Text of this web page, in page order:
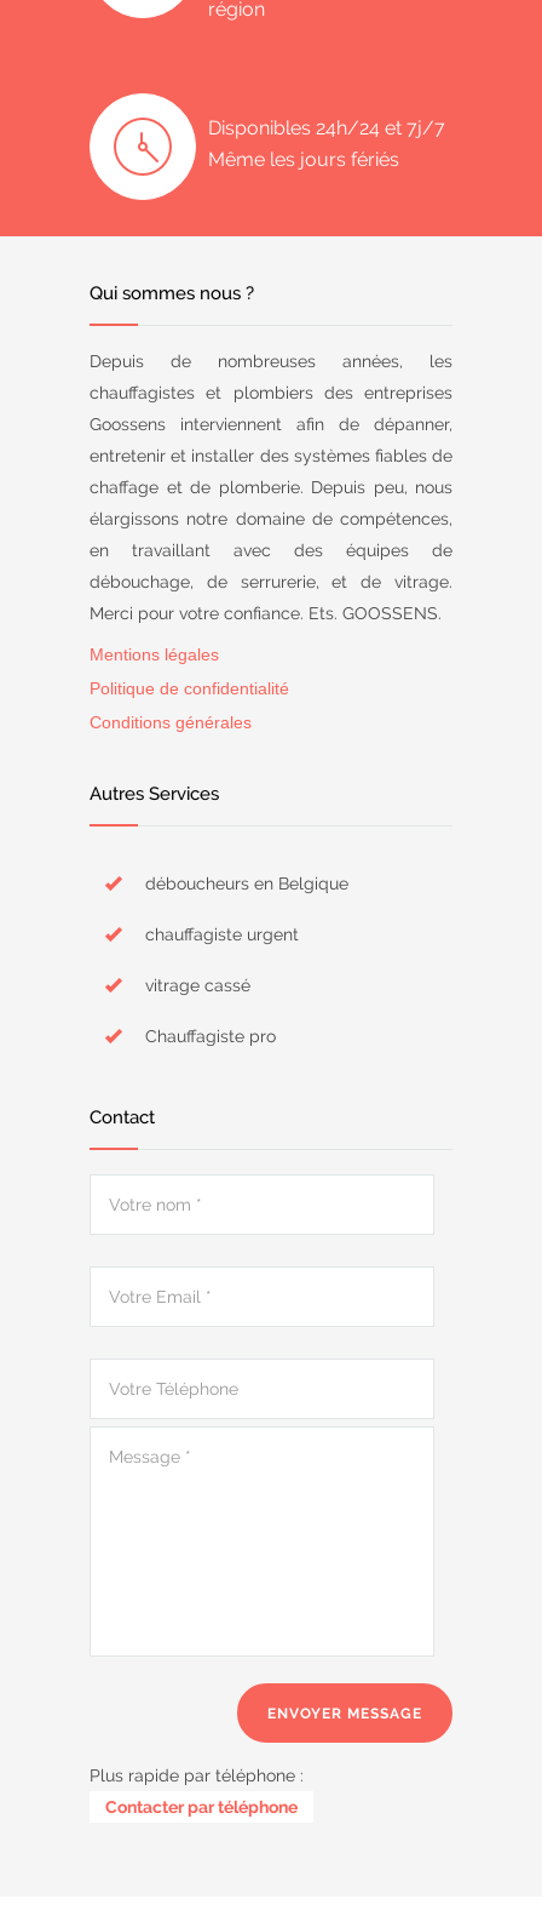
région
Disponibles 24h/24 et 7j/7
Même les jours fériés
Qui sommes nous ?
Depuis de nombreuses années, les
chauffagistes et plombiers des entreprises
Goossens interviennent afin de dépanner,
entretenir et installer des systèmes fiables de
chaffage et de plomberie. Depuis peu, nous
élargissons notre domaine de compétences,
en travaillant avec des équipes de
débouchage, de serrurerie, et de vitrage.
Merci pour votre confiance. Ets. GOOSSENS.
Mentions légales
Politique de confidentialité
Conditions générales
Autres Services
déboucheurs en Belgique
chauffagiste urgent
vitrage cassé
Chauffagiste pro
Contact
Plus rapide par téléphone :
0485 58 62 32
Contacter par téléphone